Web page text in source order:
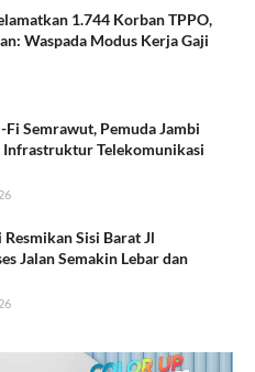
1.744 Korban TPPO,
Waspada Modus Kerja Gaji
Semrawut, Pemuda Jambi
Infrastruktur Telekomunikasi
Sisi Barat Jl
Jalan Semakin Lebar dan